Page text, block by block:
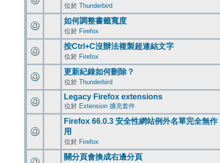
位於 Thunderbird
如何調整書籤寬度
位於 Firefox
按Ctrl+C沒辦法複製超連結文字
位於 Firefox
更新紀錄如何刪除？
位於 Thunderbird
Legacy Firefox extensions
位於 Extension 擴充套件
Firefox 66.0.3 安全性網站例外名單完全無作
用
位於 Firefox
關分頁會換成右邊分頁